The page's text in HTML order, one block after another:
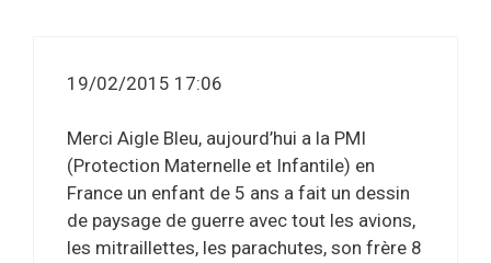
19/02/2015 17:06
Merci Aigle Bleu, aujourd’hui a la PMI
(Protection Maternelle et Infantile) en
France un enfant de 5 ans a fait un dessin
de paysage de guerre avec tout les avions,
les mitraillettes, les parachutes, son frère 8